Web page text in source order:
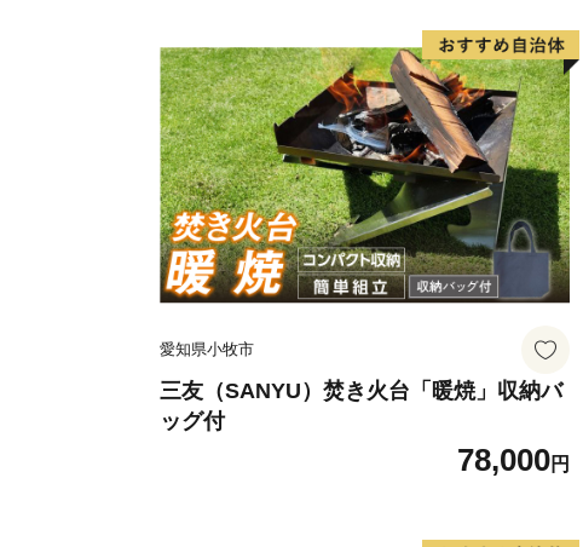
愛知県小牧市
三友（SANYU）焚き火台「暖焼」収納バ
ッグ付
78,000円